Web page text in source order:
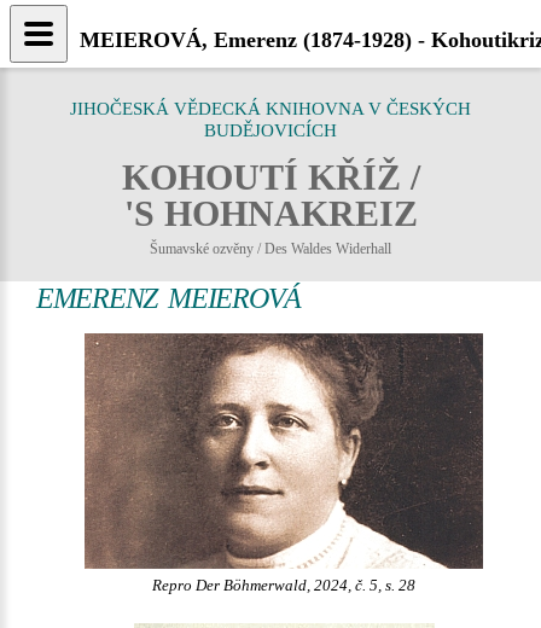
JIHOČESKÁ VĚDECKÁ KNIHOVNA V ČESKÝCH
BUDĚJOVICÍCH
KOHOUTÍ KŘÍŽ /
'S HOHNAKREIZ
Šumavské ozvěny / Des Waldes Widerhall
EMERENZ MEIEROVÁ
Repro Der Böhmerwald, 2024, č. 5, s. 28
MEIEROVÁ, Emerenz (1874-1928) -